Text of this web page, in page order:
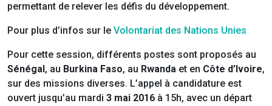
permettant de relever les défis du développement.
Pour plus d’infos sur le Volontariat des Nations Unies
Pour cette session, différents postes sont proposés au
Sénégal , au Burkina Faso, au Rwanda et en Côte d’Ivoire,
sur des missions diverses. L’appel à candidature est
ouvert jusqu’au mardi 3 mai 2016 à 15h, avec un départ